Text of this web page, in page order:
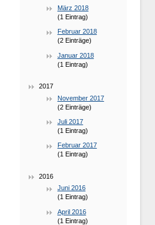
März 2018
(1 Eintrag)
Februar 2018
(2 Einträge)
Januar 2018
(1 Eintrag)
2017
November 2017
(2 Einträge)
Juli 2017
(1 Eintrag)
Februar 2017
(1 Eintrag)
2016
Juni 2016
(1 Eintrag)
April 2016
(1 Eintrag)